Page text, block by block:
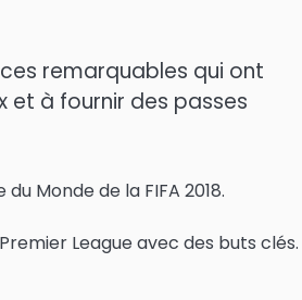
remarquables qui ont
et à fournir des passes
Monde de la FIFA 2018.
League avec des buts clés.